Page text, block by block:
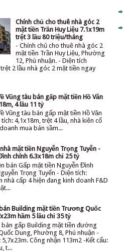
Chính chủ cho thuê nhà góc 2
mặt tiền Trần Huy Liệu 7.1x19m
trệt 3 lầu 80 triệu/tháng
- Chính chủ cho thuê nhà góc 2
mặt tiền Trần Huy Liệu, Phường
12, Phú nhuận. - Diện tích
2 lầu nhà góc 2 mặt tiền ngay
Vũng tàu bán gấp mặt tiền Hồ Văn
4 lầu 11 tỷ
Vũng tàu bán gấp mặt tiền Hồ Văn
tích: 4,1x18m, trệt 4 lầu, nhà kiên cố
mua bán sầm...
mặt tiền Nguyễn Trọng Tuyễn -
chính 6.3x18m chỉ 25 tỷ
bán Gấp mặt tiền Nguyễn Đình
Trọng Tuyển - Diện tích:
nhà cấp 4 hiện đang kinh doanh F&D
Building mặt tiền Trương Quốc
hầm 5 lầu chỉ 35 tỷ
bán gấp Building mặt tiền đường
Dung, Phường 8, Phú nhuận -
5,7x23m. Công nhận 113m2 -Kết cấu:
t...